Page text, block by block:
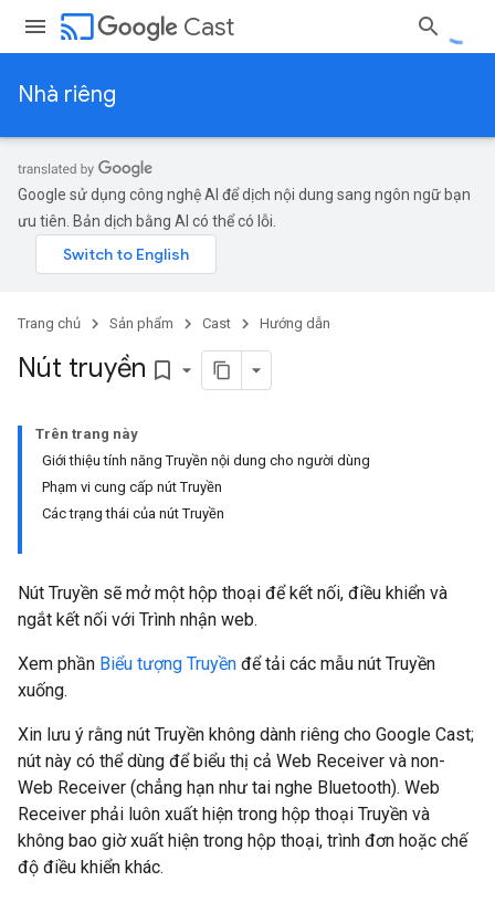
cast Cast
Nhà riêng
Google sử dụng công nghệ AI để dịch nội dung sang ngôn ngữ bạn
ưu tiên. Bản dịch bằng AI có thể có lỗi.
Trang chủ Sản phẩm Cast Hướng dẫn
Nút truyền bookmark_border
Trên trang này
Giới thiệu tính năng Truyền nội dung cho người dùng
Phạm vi cung cấp nút Truyền
Các trạng thái của nút Truyền
Nút Truyền sẽ mở một hộp thoại để kết nối, điều khiển và
ngắt kết nối với Trình nhận web.
Xem phần Biểu tượng Truyền để tải các mẫu nút Truyền
xuống.
Xin lưu ý rằng nút Truyền không dành riêng cho Google Cast;
nút này có thể dùng để biểu thị cả Web Receiver và non-
Web Receiver (chẳng hạn như tai nghe Bluetooth). Web
Receiver phải luôn xuất hiện trong hộp thoại Truyền và
không bao giờ xuất hiện trong hộp thoại, trình đơn hoặc chế
độ điều khiển khác.